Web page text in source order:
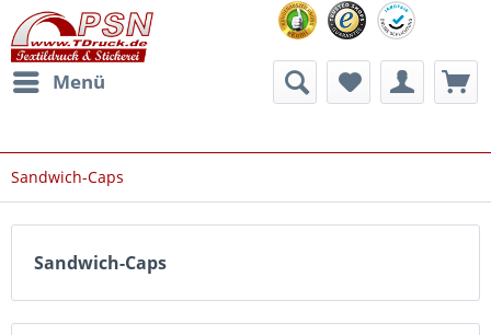
Menü
Sandwich-Caps
Sandwich-Caps